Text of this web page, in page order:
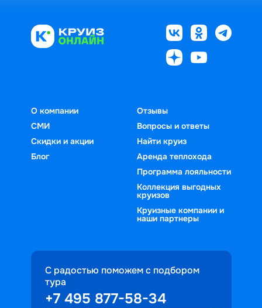
О компании
СМИ
Скидки и акции
Блог
Отзывы
Вопросы и ответы
Найти круиз
Аренда теплохода
Программа лояльности
Коллекция выгодных
круизов
Круизные компании и
наши партнеры
С радостью поможем с подбором
тура
+7 495 877-58-34